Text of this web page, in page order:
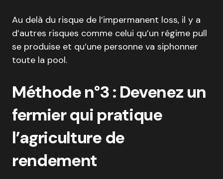
Au delà du risque de l’impermanent loss, il y a
d’autres risques comme celui qu’un régime pull
se produise et qu’une personne va siphonner
toute la pool.
Méthode n°3 : Devenez un
fermier qui pratique
l’agriculture de
rendement